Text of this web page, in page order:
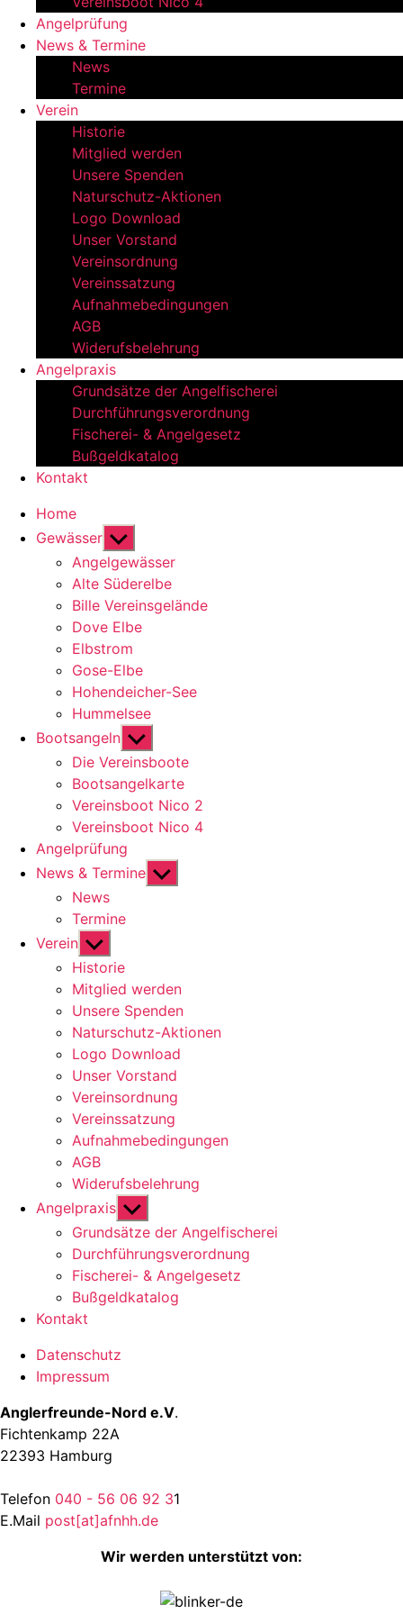
Angelprüfung
News & Termine
News
Termine
Verein
Historie
Mitglied werden
Unsere Spenden
Naturschutz-Aktionen
Logo Download
Unser Vorstand
Vereinsordnung
Vereinssatzung
Aufnahmebedingungen
AGB
Widerufsbelehrung
Angelpraxis
Grundsätze der Angelfischerei
Durchführungsverordnung
Fischerei- & Angelgesetz
Bußgeldkatalog
Kontakt
Home
Gewässer Untermenü
anzeigen
Angelgewässer
Alte Süderelbe
Bille Vereinsgelände
Dove Elbe
Elbstrom
Gose-Elbe
Hohendeicher-See
Hummelsee
Bootsangeln Untermenü
anzeigen
Die Vereinsboote
Bootsangelkarte
Vereinsboot Nico 2
Vereinsboot Nico 4
Angelprüfung
News & Termine Untermenü
News
Termine
Verein Untermenü
anzeigen
Historie
Mitglied werden
Unsere Spenden
Naturschutz-Aktionen
Logo Download
Unser Vorstand
Vereinsordnung
Vereinssatzung
Aufnahmebedingungen
AGB
Widerufsbelehrung
Angelpraxis Untermenü
anzeigen
Grundsätze der Angelfischerei
Durchführungsverordnung
Fischerei- & Angelgesetz
Bußgeldkatalog
Kontakt
Datenschutz
Impressum
Anglerfreunde-Nord e.V.
Fichtenkamp 22A
22393 Hamburg
Telefon 040 - 56 06 92 31
E.Mail post[at]afnhh.de
Wir werden unterstützt von: